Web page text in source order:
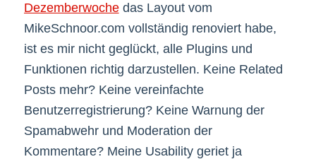
Dezemberwochedas Layout vom
MikeSchnoor.com vollständig renoviert habe,
ist es mir nicht geglückt, alle Plugins und
Funktionen richtig darzustellen. Keine Related
Posts mehr? Keine vereinfachte
Benutzerregistrierung? Keine Warnung der
Spamabwehr und Moderation der
Kommentare? Meine Usability geriet ja